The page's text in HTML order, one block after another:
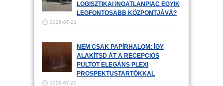
LOGISZTIKAI INGATLANPIAC EGYIK
LEGFONTOSABB KÖZPONTJÁVÁ?
2026-07-21
NEM CSAK PAPÍRHALOM: ÍGY
ALAKÍTSD ÁT A RECEPCIÓS
PULTOT ELEGÁNS PLEXI
PROSPEKTUSTARTÓKKAL
2026-07-20